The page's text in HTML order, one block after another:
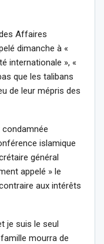
Affaires
dimanche à «
internationale », «
que les talibans
de leur mépris des
condamnée
islamique
général
appelé » le
aux intérêts
je suis le seul
mourra de